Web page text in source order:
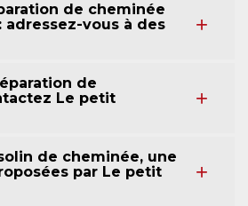
de cheminée
adressez-vous à des
de
Le petit
de cheminée, une
par Le petit